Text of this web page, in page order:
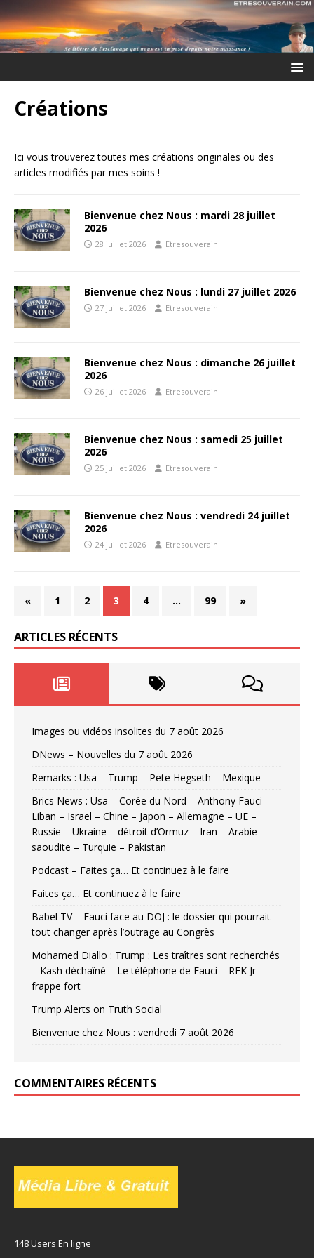
Créations
Ici vous trouverez toutes mes créations originales ou des
articles modifiés par mes soins !
Bienvenue chez Nous : mardi 28 juillet
2026
28 juillet 2026 Etresouverain
Bienvenue chez Nous : lundi 27 juillet 2026
27 juillet 2026 Etresouverain
Bienvenue chez Nous : dimanche 26 juillet
2026
26 juillet 2026 Etresouverain
Bienvenue chez Nous : samedi 25 juillet
2026
25 juillet 2026 Etresouverain
Bienvenue chez Nous : vendredi 24 juillet
2026
24 juillet 2026 Etresouverain
« 1 2 3 4 … 99 »
ARTICLES RÉCENTS
Images ou vidéos insolites du 7 août 2026
DNews – Nouvelles du 7 août 2026
Remarks : Usa – Trump – Pete Hegseth – Mexique
Brics News : Usa – Corée du Nord – Anthony Fauci –
Liban – Israel – Chine – Japon – Allemagne – UE –
Russie – Ukraine – détroit d’Ormuz – Iran – Arabie
saoudite – Turquie – Pakistan
Podcast – Faites ça… Et continuez à le faire
Faites ça… Et continuez à le faire
Babel TV – Fauci face au DOJ : le dossier qui pourrait
tout changer après l’outrage au Congrès
Mohamed Diallo : Trump : Les traîtres sont recherchés
– Kash déchaîné – Le téléphone de Fauci – RFK Jr
frappe fort
Trump Alerts on Truth Social
Bienvenue chez Nous : vendredi 7 août 2026
COMMENTAIRES RÉCENTS
148 Users En ligne